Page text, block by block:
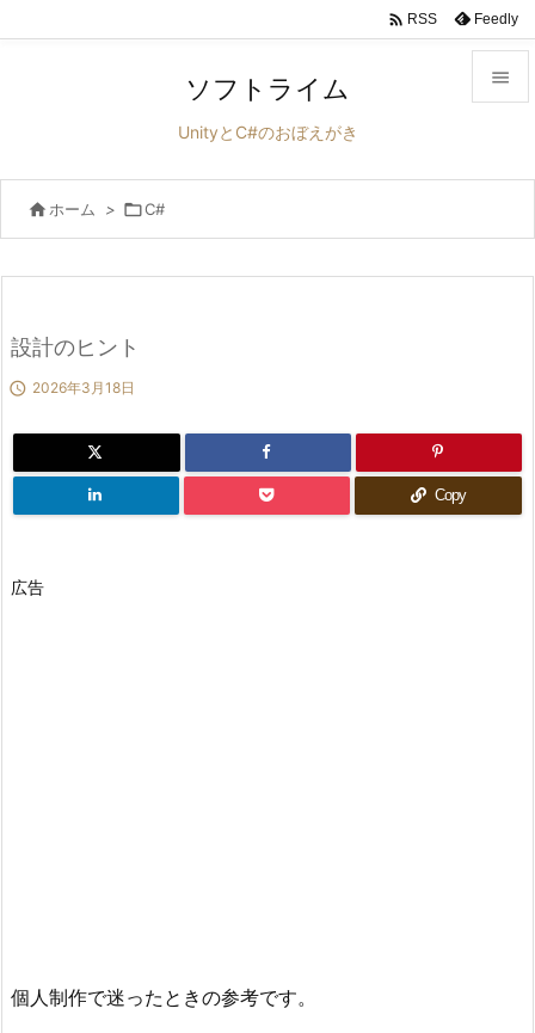


前へ
 RSS Feedly
ソフトライム
UnityとC#のおぼえがき
 ホーム > C#
設計のヒント
 2026年3月18日
Copy
広告
個人制作で迷ったときの参考です。